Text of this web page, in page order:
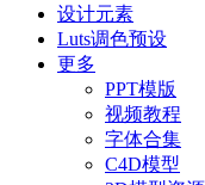
设计元素
Luts调色预设
更多
PPT模版
视频教程
字体合集
C4D模型